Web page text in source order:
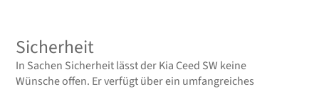
Sicherheit
In Sachen Sicherheit lässt der Kia Ceed SW keine
Wünsche offen. Er verfügt über ein umfangreiches